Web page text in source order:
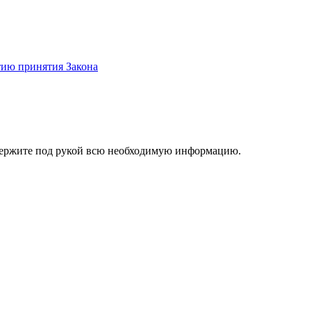
принятия Закона
под рукой всю необходимую информацию.